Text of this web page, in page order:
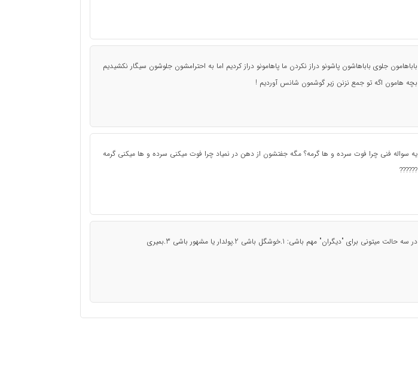
باباهامون جلوی باباهاشون پاشونو دراز نکردن ما پاهامونو دراز کردیم اما به احترامشون جلوشون سیگار نکشیدیم
بچه هامون اگه تو جمع نزنن زیر گوشمون شانس آوردیم !
یه سواله فنی چرا فوت سرده و ها گرمه؟ مگه جفتشون از دهن در نمیاد چرا فوت میکنی سرده و ها میکنی گرمه
??????
در سه حالت میتونی برای "دیگران" مهم باشی: 1.خوشگل باشی 2.پولدار یا مشهور باشی 3.بمیری